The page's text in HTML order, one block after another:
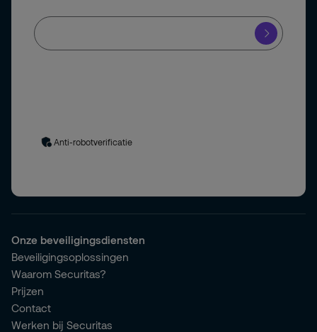
Anti-robotverificatie
Onze beveiligingsdiensten
Beveiligingsoplossingen
Waarom Securitas?
Prijzen
Contact
Werken bij Securitas